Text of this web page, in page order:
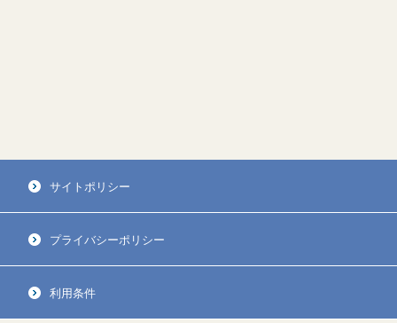
サイトポリシー
プライバシーポリシー
利用条件